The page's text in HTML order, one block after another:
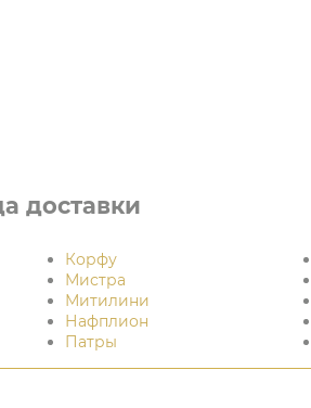
доставки
Корфу
Мистра
Митилини
Нафплион
Патры